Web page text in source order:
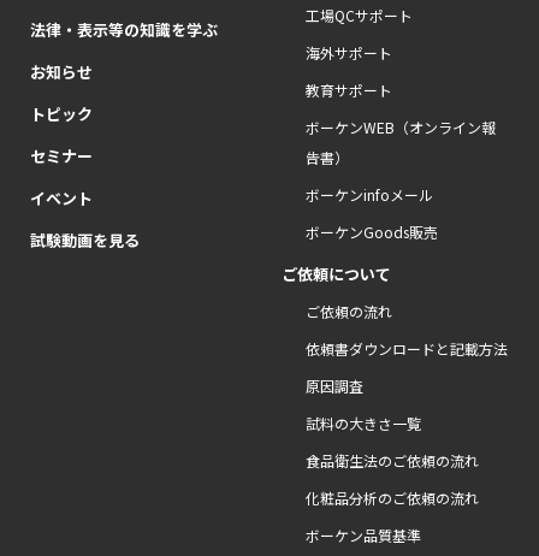
法律・表示等の知識を学ぶ
お知らせ
トピック
セミナー
イベント
試験動画を見る
工場QCサポート
海外サポート
教育サポート
ボーケンWEB（オンライン報
告書）
ボーケンinfoメール
ボーケンGoods販売
ご依頼について
ご依頼の流れ
依頼書ダウンロードと記載方法
原因調査
試料の大きさ一覧
食品衛生法のご依頼の流れ
化粧品分析のご依頼の流れ
ボーケン品質基準